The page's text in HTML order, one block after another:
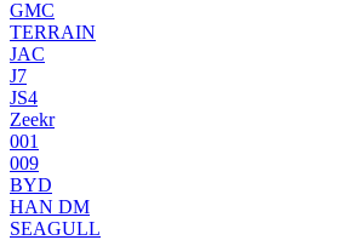
GMC
TERRAIN
JAC
J7
JS4
Zeekr
001
009
BYD
HAN DM
SEAGULL